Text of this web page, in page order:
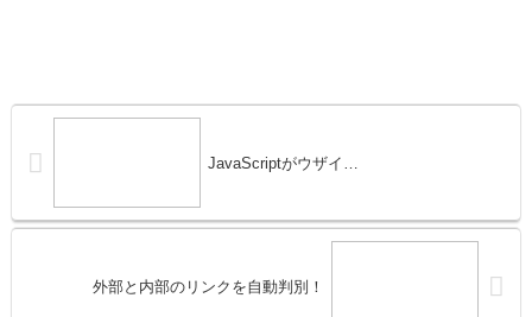
JavaScriptがウザイ…
外部と内部のリンクを自動判別！